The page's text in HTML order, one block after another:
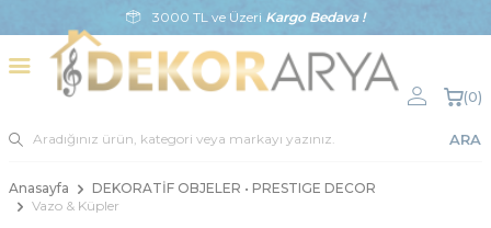
3000 TL ve Üzeri Kargo Bedava !
ARA
(0)
Anasayfa
DEKORATİF OBJELER • PRESTIGE DECOR
Vazo & Küpler